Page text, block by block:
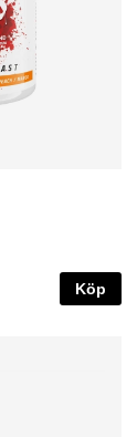
Köp